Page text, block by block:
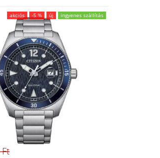
akciós -5 % új ingyenes szállítás